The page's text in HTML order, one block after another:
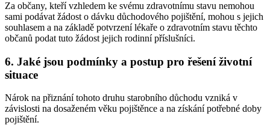
Za občany, kteří vzhledem ke svému zdravotnímu stavu nemohou
sami podávat žádost o dávku důchodového pojištění, mohou s jejich
souhlasem a na základě potvrzení lékaře o zdravotním stavu těchto
občanů podat tuto žádost jejich rodinní příslušníci.
6. Jaké jsou podmínky a postup pro řešení životní
situace
Nárok na přiznání tohoto druhu starobního důchodu vzniká v
závislosti na dosaženém věku pojištěnce a na získání potřebné doby
pojištění.